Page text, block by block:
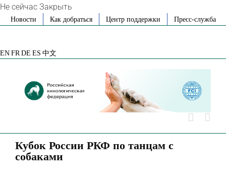
Не сейчас Закрыть
SkipНовости Как добраться Центр поддержки Пресс-служба
EN FR DE ES 中文
Кубок России РКФ по танцам с
собаками